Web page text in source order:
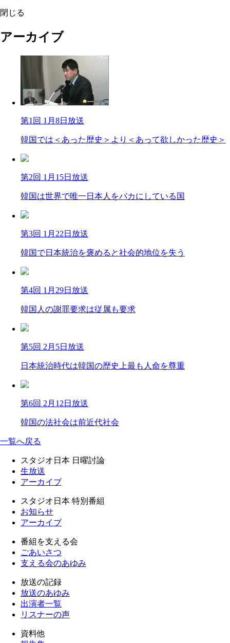
閉じる
アーカイブ
第1回 1月8日放送
韓国では＜あった歴史＞より＜あって欲しかった歴史＞
第2回 1月15日放送
韓国は世界で唯一日本人をバカにしている国
第3回 1月22日放送
韓国で日本統治を褒めると社会的地位を失う
第4回 1月29日放送
韓国人の謝罪要求は従属も要求
第5回 2月5日放送
日本統治時代は韓国の歴史上最も人命を尊重
第6回 2月12日放送
韓国の法社会は前近代社会
一覧へ戻る
スタジオ日本 日曜討論
生放送
アーカイブ
スタジオ日本 特別番組
お知らせ
アーカイブ
番組を支える会
ごあいさつ
支える会のあゆみ
放送の記録
放送のあゆみ
出演者一覧
リスナーの声
資料他